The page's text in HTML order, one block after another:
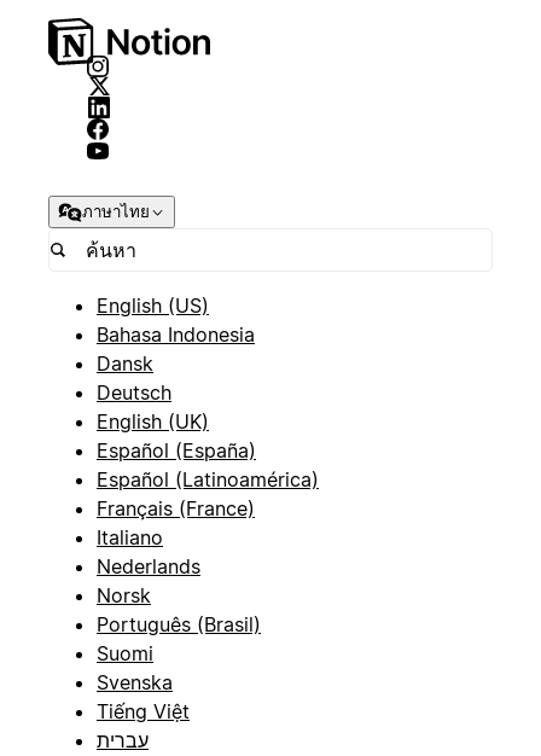
ภาษาไทย
English (US)
Bahasa Indonesia
Dansk
Deutsch
English (UK)
Español (España)
Español (Latinoamérica)
Français (France)
Italiano
Nederlands
Norsk
Português (Brasil)
Suomi
Svenska
Tiếng Việt
עברית